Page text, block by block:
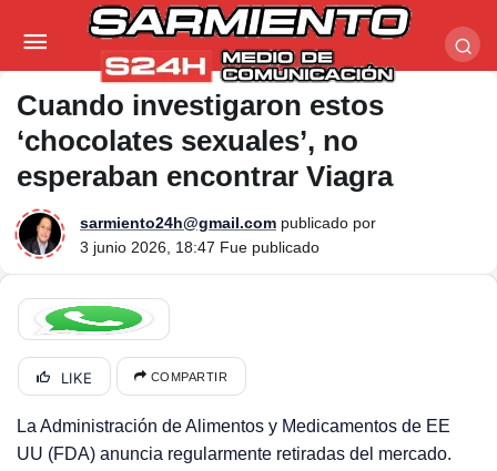
Cuando investigaron estos
‘chocolates sexuales’, no
esperaban encontrar Viagra
sarmiento24h@gmail.com publicado por
3 junio 2026, 18:47 Fue publicado
LIKE COMPARTIR
La Administración de Alimentos y Medicamentos de EE
UU (FDA) anuncia regularmente retiradas del mercado.
Cuando investigaron estos ‘chocolates sexuales’,
no esperaban encontrar Viagra